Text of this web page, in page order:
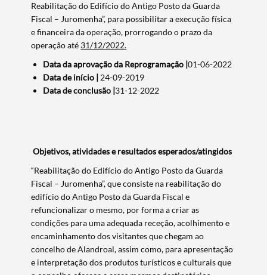
Reabilitação do Edifício do Antigo Posto da Guarda
Fiscal – Juromenha”, para possibilitar a execução física
e financeira da operação, prorrogando o prazo da
operação até 31/12/2022.
Data da aprovação da Reprogramação |01-06-2022
Data de início |24-09-2019
Data de conclusão |31-12-2022
Objetivos, atividades e resultados esperados/atingidos
“Reabilitação do Edifício do Antigo Posto da Guarda
Fiscal – Juromenha”, que consiste na reabilitação do
edifício do Antigo Posto da Guarda Fiscal e
refuncionalizar o mesmo, por forma a criar as
condições para uma adequada receção, acolhimento e
encaminhamento dos visitantes que chegam ao
concelho de Alandroal, assim como, para apresentação
e interpretação dos produtos turísticos e culturais que